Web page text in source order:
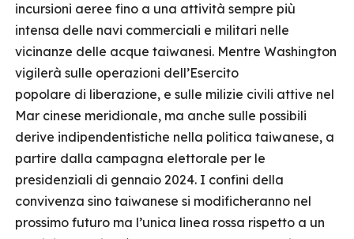
incursioni aeree fino a una attività sempre più
intensa delle navi commerciali e militari nelle
vicinanze delle acque taiwanesi. Mentre Washington
vigilerà sulle operazioni dell’Esercito
popolare di liberazione, e sulle milizie civili attive nel
Mar cinese meridionale, ma anche sulle possibili
derive indipendentistiche nella politica taiwanese, a
partire dalla campagna elettorale per le
presidenziali di gennaio 2024. I confini della
convivenza sino taiwanese si modificheranno nel
prossimo futuro ma l’unica linea rossa rispetto a un